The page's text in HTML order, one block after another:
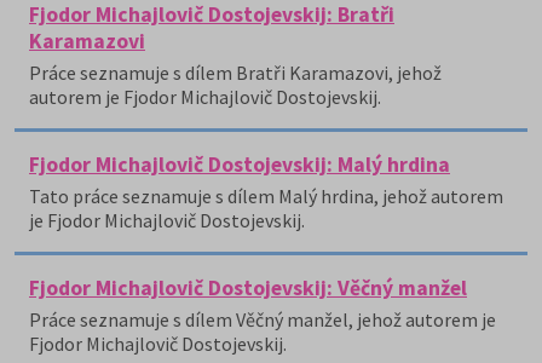
Fjodor Michajlovič Dostojevskij: Bratři
Karamazovi
Práce seznamuje s dílem Bratři Karamazovi, jehož
autorem je Fjodor Michajlovič Dostojevskij.
Fjodor Michajlovič Dostojevskij: Malý hrdina
Tato práce seznamuje s dílem Malý hrdina, jehož autorem
je Fjodor Michajlovič Dostojevskij.
Fjodor Michajlovič Dostojevskij: Věčný manžel
Práce seznamuje s dílem Věčný manžel, jehož autorem je
Fjodor Michajlovič Dostojevskij.